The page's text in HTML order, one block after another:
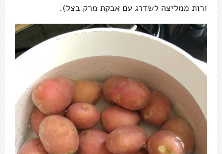
ורות ממליצה לשדרג עם אבקת מרק בצל).